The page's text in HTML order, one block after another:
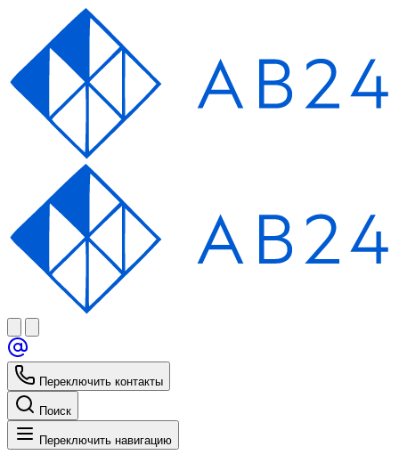
Переключить контакты
Поиск
Переключить навигацию